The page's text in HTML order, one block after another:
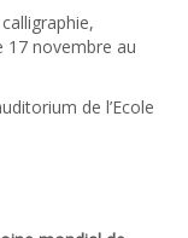
17 novembre au
de l’Ecole